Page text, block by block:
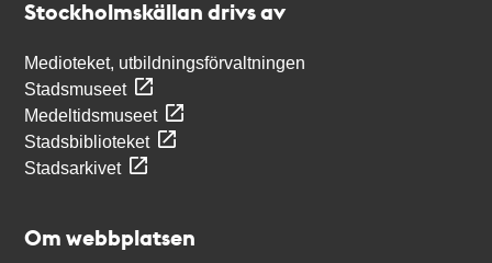
Stockholmskällan drivs av
Medioteket, utbildningsförvaltningen
Stadsmuseet
Medeltidsmuseet
Stadsbiblioteket
Stadsarkivet
Om webbplatsen